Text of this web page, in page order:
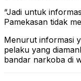
“Jadi untuk
Pamekasan tidak
Menurut informasi
pelaku yang
bandar narkoba di